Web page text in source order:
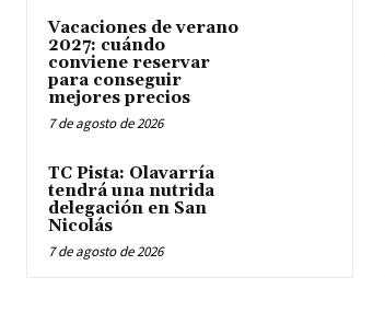
Vacaciones de verano
2027: cuándo
conviene reservar
para conseguir
mejores precios
7 de agosto de 2026
TC Pista: Olavarría
tendrá una nutrida
delegación en San
Nicolás
7 de agosto de 2026